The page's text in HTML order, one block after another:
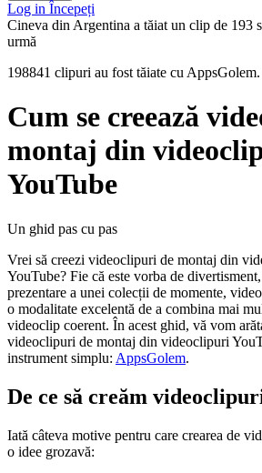
Log in Începeți
Cineva din Argentina a tăiat un clip de 193
urmă
198841 clipuri au fost tăiate cu AppsGolem.
Cum se creează
montaj din
YouTube
Un ghid pas cu pas
Vrei să creezi videoclipuri de montaj din
YouTube? Fie că este vorba de
prezentare a unei colecții de momente,
o modalitate excelentă de a combina mai
videoclip coerent. În acest ghid, vă vom
videoclipuri de montaj din videoclipuri
instrument simplu: AppsGolem.
De ce să creăm
Iată câteva motive pentru care crearea de
o idee grozavă: